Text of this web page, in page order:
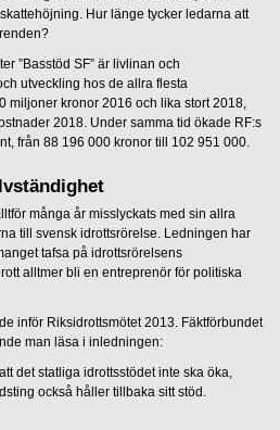
Hur länge tycker ledarna att
”Basstöd SF” är livlinan och
utveckling hos de allra flesta
miljoner kronor 2016 och lika stort 2018,
2018. Under samma tid ökade RF:s
från 88 196 000 kronor till 102 951 000.
många år misslyckats med sin allra
till svensk idrottsrörelse. Ledningen har
tafsa på idrottsrörelsens
alltmer bli en entreprenör för politiska
inför Riksidrottsmötet 2013. Fäktförbundet
man läsa i inledningen:
det statliga idrottsstödet inte ska öka,
också håller tillbaka sitt stöd.